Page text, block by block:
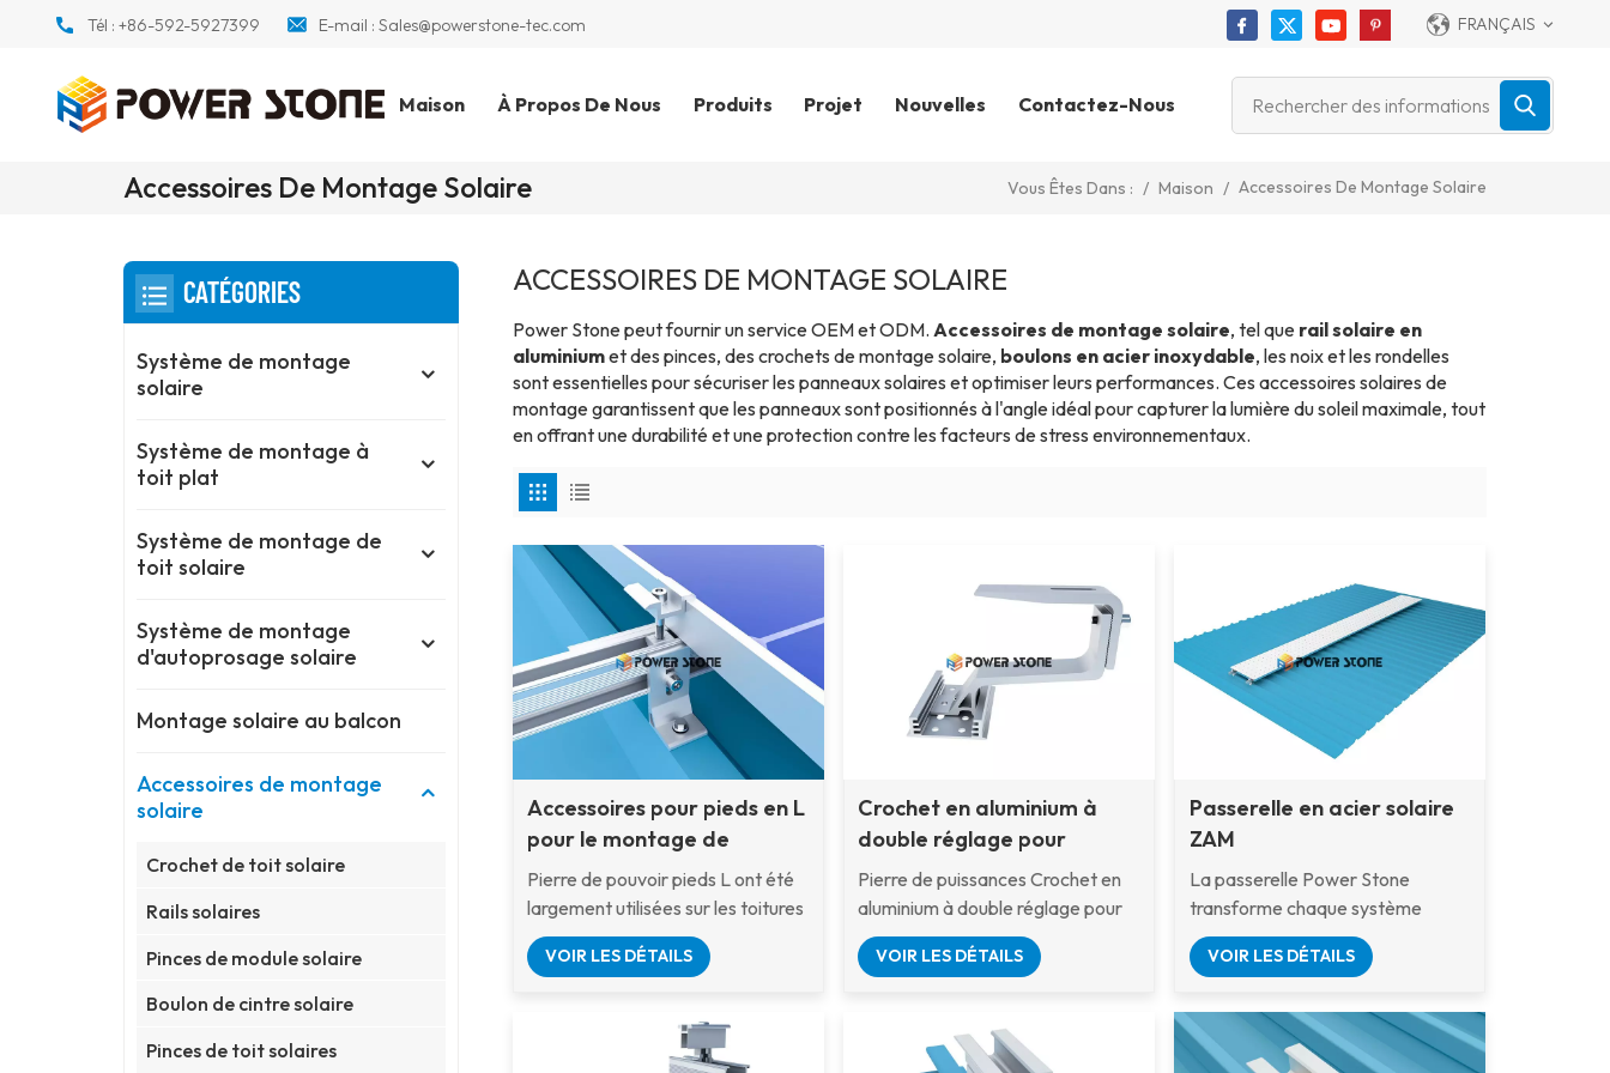
Tél :+86-592-5927399 E-mail : Sales@powerstone-tec.com FRANÇAIS
Maison À Propos De Nous Produits Projet Nouvelles Contactez-Nous
Accessoires De Montage Solaire Vous Êtes Dans : / Maison / Accessoires De Montage Solaire
ACCESSOIRES DE MONTAGE SOLAIRE
Power Stone peut fournir un service OEM et ODM. Accessoires de montage solaire, tel que rail solaire en
aluminiumet des pinces, des crochets de montage solaire, boulons en acier inoxydable, les noix et les rondelles
sont essentielles pour sécuriser les panneaux solaires et optimiser leurs performances. Ces accessoires solaires de
montage garantissent que les panneaux sont positionnés à l'angle idéal pour capturer la lumière du soleil maximale, tout
en offrant une durabilité et une protection contre les facteurs de stress environnementaux.
Accessoires pour pieds en L
pour le montage de
panneaux solaires sur
toiture
Pierre de pouvoir pieds L ont été
largement utilisées sur les toitures
universelles en tôle ondulée.
VOIR LES DÉTAILS
Crochet en aluminium à
double réglage pour
panneaux solaires sur
toitures en tuiles
Pierre de puissances Crochet en
aluminium à double réglage pour
panneaux solaires sur toits en
tuiles Solution de fixation
toitures en tuiles inclinées.
Fabriquée en aluminium anodisé
VOIR LES DÉTAILS
Passerelle en acier solaire
ZAM
La passerelle Power Stone
transforme chaque système
photovoltaïque en un espace de
travail plus sûr et plus intelligent.
parfaitement à nos rails, pieds en
L et pinces, elle accélère
VOIR LES DÉTAILS
CATÉGORIES
Système de montage
solaire
Système de montage à
toit plat
Système de montage de
toit solaire
Système de montage
d'autoprosage solaire
Montage solaire au balcon
Accessoires de montage
solaire
Crochet de toit solaire
Rails solaires
Pinces de module solaire
Boulon de cintre solaire
Pinces de toit solaires